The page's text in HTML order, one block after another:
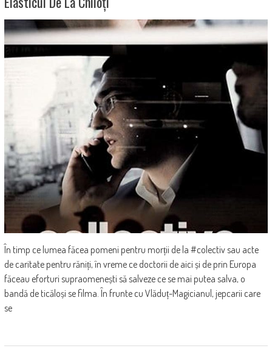
În timp ce lumea făcea pomeni pentru morții de la #colectiv sau acte
de caritate pentru răniți, în vreme ce doctorii de aici și de prin Europa
făceau eforturi supraomenești să salveze ce se mai putea salva, o
bandă de ticăloși se filma. În frunte cu Vlăduț-Magicianul, jepcarii care
se